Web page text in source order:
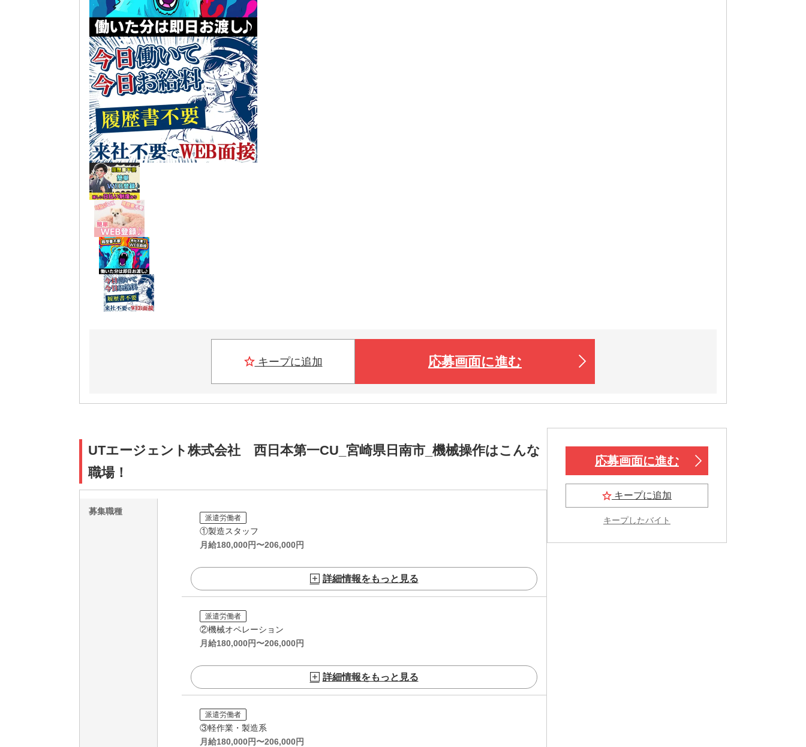
キープに追加 応募画面に進む
UTエージェント株式会社 西日本第一CU_宮崎県日南市_機械操作はこんな
職場！
募集職種
派遣労働者
①製造スタッフ
月給180,000円〜206,000円
詳細情報をもっと見る
派遣労働者
②機械オペレーション
月給180,000円〜206,000円
詳細情報をもっと見る
派遣労働者
③軽作業・製造系
月給180,000円〜206,000円
応募画面に進む
キープに追加
キープしたバイト